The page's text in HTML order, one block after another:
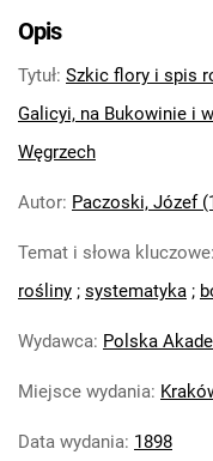
Opis
Tytuł: Szkic flory i spis
Galicyi, na Bukowinie i
Węgrzech
Autor: Paczoski, Józef
Temat i słowa kluczowe:
rośliny ; systematyka ;
Wydawca: Polska
Miejsce wydania:
Data wydania: 1898